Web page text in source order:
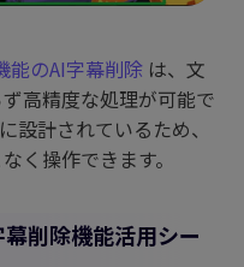
能のAI字幕削除 は、文
高精度な処理が可能で
設計されているため、
く操作できます。
削除機能活用シー